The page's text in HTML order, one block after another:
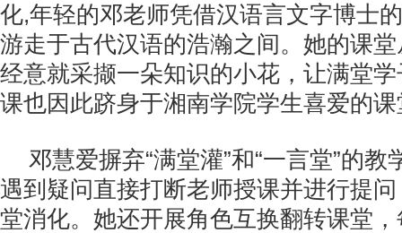
化,年轻的邓老师凭借汉语言文字博士
游走于古代汉语的浩瀚之间。她的课
经意就采撷一朵知识的小花，让满堂
课也因此跻身于湘南学院学生喜爱的
邓慧爱摒弃“满堂灌”和“一言堂”的
遇到疑问直接打断老师授课并进行提
堂消化。她还开展角色互换翻转课堂